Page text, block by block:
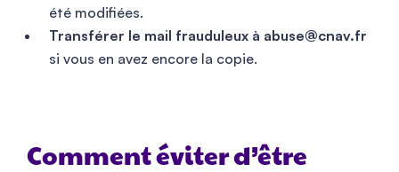
été modifiées.
Transférer le mail frauduleux à abuse@cnav.fr
si vous en avez encore la copie.
Comment éviter d’être